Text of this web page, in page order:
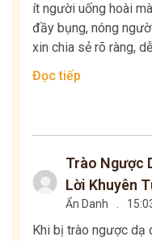
ít người uống hoài
đầy bụng, nóng
xin chia sẻ rõ ràng,
Đọc tiếp
Trào Ngược
Lời Khuyên
Ẩn Danh
Khi bị trào ngược dạ